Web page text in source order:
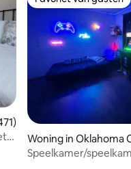
beoordeling van 4,93
Favoriet van gasten
Woning in Oklahoma
Speelkamer/